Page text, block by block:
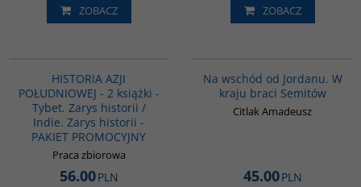
ZOBACZ ZOBACZ
HISTORIA AZJI
POŁUDNIOWEJ - 2 książki -
Tybet. Zarys historii /
Indie. Zarys historii -
PAKIET PROMOCYJNY
Praca zbiorowa
56.00PLN
Na wschód od Jordanu. W
kraju braci Semitów
Citlak Amadeusz
45.00PLN